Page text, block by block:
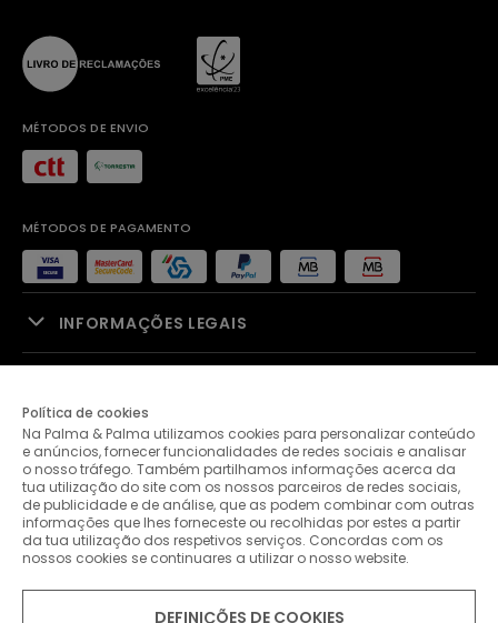
MÉTODOS DE ENVIO
MÉTODOS DE PAGAMENTO
INFORMAÇÕES LEGAIS
PALMA & PALMA
APOIO AO CLIENTE
CONTACTOS
Política de cookies
Na Palma & Palma utilizamos cookies para personalizar conteúdo
e anúncios, fornecer funcionalidades de redes sociais e analisar
o nosso tráfego. Também partilhamos informações acerca da
tua utilização do site com os nossos parceiros de redes sociais,
de publicidade e de análise, que as podem combinar com outras
informações que lhes forneceste ou recolhidas por estes a partir
da tua utilização dos respetivos serviços. Concordas com os
nossos cookies se continuares a utilizar o nosso website.
DEFINIÇÕES DE COOKIES